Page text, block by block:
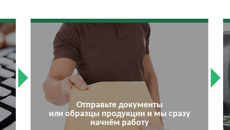
Отправьте документы
или образцы продукции и мы сразу
начнём работу